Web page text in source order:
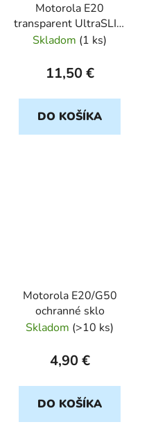
Motorola E20
transparent UltraSLIM
0,5mm
Skladom (1 ks)
11,50 €
DO KOŠÍKA
Motorola E20/G50
ochranné sklo
Skladom (>10 ks)
4,90 €
DO KOŠÍKA